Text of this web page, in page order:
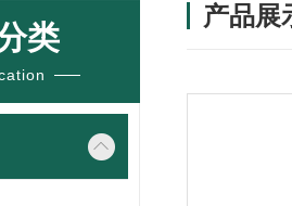
类
产品展